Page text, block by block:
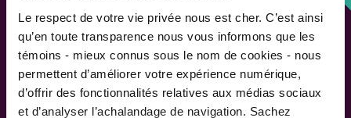
Le respect de votre vie privée nous est cher. C’est ainsi
qu’en toute transparence nous vous informons que les
témoins - mieux connus sous le nom de cookies - nous
permettent d’améliorer votre expérience numérique,
d’offrir des fonctionnalités relatives aux médias sociaux
et d’analyser l’achalandage de navigation. Sachez
FAST LINKS
Performance chart
Performance calculation
Publications
Contact us